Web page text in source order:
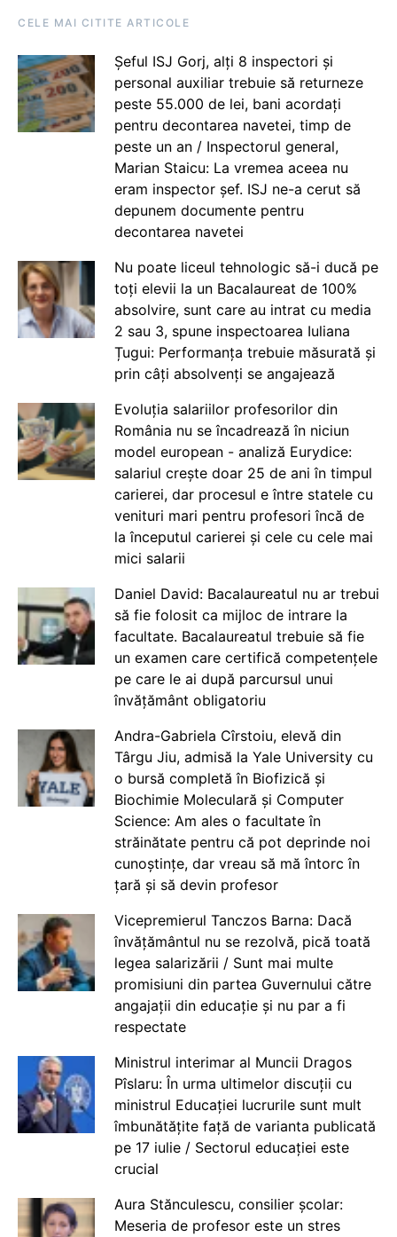
CELE MAI CITITE ARTICOLE
Șeful ISJ Gorj, alți 8 inspectori și
personal auxiliar trebuie să returneze
peste 55.000 de lei, bani acordați
pentru decontarea navetei, timp de
peste un an / Inspectorul general,
Marian Staicu: La vremea aceea nu
eram inspector șef. ISJ ne-a cerut să
depunem documente pentru
decontarea navetei
Nu poate liceul tehnologic să-i ducă pe
toți elevii la un Bacalaureat de 100%
absolvire, sunt care au intrat cu media
2 sau 3, spune inspectoarea Iuliana
Țugui: Performanța trebuie măsurată și
prin câți absolvenți se angajează
Evoluția salariilor profesorilor din
România nu se încadrează în niciun
model european - analiză Eurydice:
salariul crește doar 25 de ani în timpul
carierei, dar procesul e între statele cu
venituri mari pentru profesori încă de
la începutul carierei și cele cu cele mai
mici salarii
Daniel David: Bacalaureatul nu ar trebui
să fie folosit ca mijloc de intrare la
facultate. Bacalaureatul trebuie să fie
un examen care certifică competențele
pe care le ai după parcursul unui
învățământ obligatoriu
Andra-Gabriela Cîrstoiu, elevă din
Târgu Jiu, admisă la Yale University cu
o bursă completă în Biofizică și
Biochimie Moleculară și Computer
Science: Am ales o facultate în
străinătate pentru că pot deprinde noi
cunoștințe, dar vreau să mă întorc în
țară și să devin profesor
Vicepremierul Tanczos Barna: Dacă
învățământul nu se rezolvă, pică toată
legea salarizării / Sunt mai multe
promisiuni din partea Guvernului către
angajații din educație și nu par a fi
respectate
Ministrul interimar al Muncii Dragos
Pîslaru: În urma ultimelor discuții cu
ministrul Educației lucrurile sunt mult
îmbunătățite față de varianta publicată
pe 17 iulie / Sectorul educației este
crucial
Aura Stănculescu, consilier școlar:
Meseria de profesor este un stres